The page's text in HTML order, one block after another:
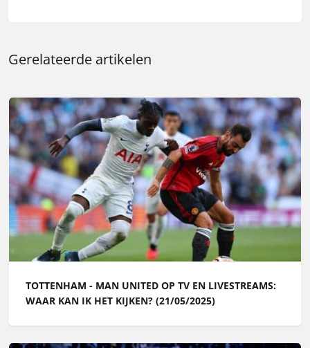
Gerelateerde artikelen
TOTTENHAM - MAN UNITED OP TV EN LIVESTREAMS:
WAAR KAN IK HET KIJKEN? (21/05/2025)